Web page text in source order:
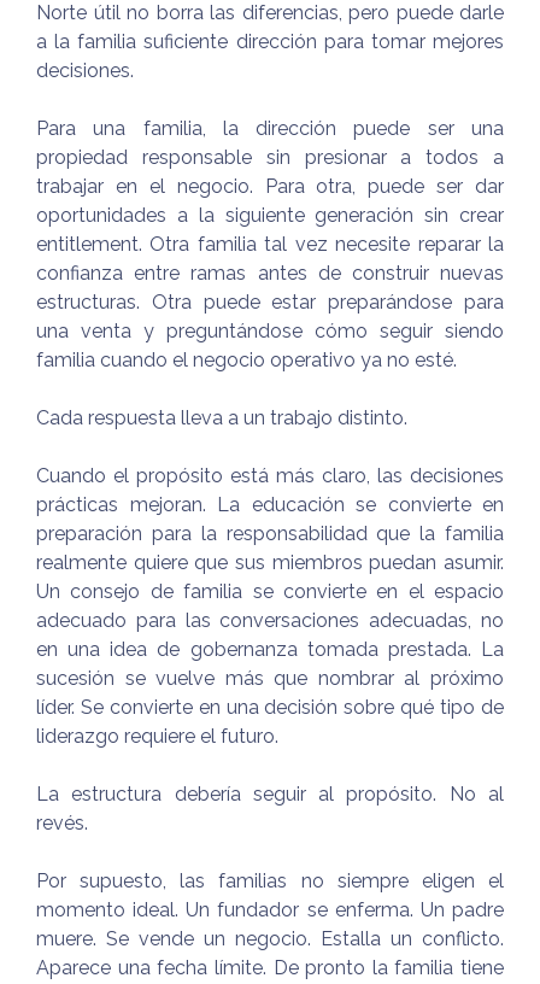
Norte útil no borra las diferencias, pero puede darle
a la familia suficiente dirección para tomar mejores
decisiones.
Para una familia, la dirección puede ser una
propiedad responsable sin presionar a todos a
trabajar en el negocio. Para otra, puede ser dar
oportunidades a la siguiente generación sin crear
entitlement. Otra familia tal vez necesite reparar la
confianza entre ramas antes de construir nuevas
estructuras. Otra puede estar preparándose para
una venta y preguntándose cómo seguir siendo
familia cuando el negocio operativo ya no esté.
Cada respuesta lleva a un trabajo distinto.
Cuando el propósito está más claro, las decisiones
prácticas mejoran. La educación se convierte en
preparación para la responsabilidad que la familia
realmente quiere que sus miembros puedan asumir.
Un consejo de familia se convierte en el espacio
adecuado para las conversaciones adecuadas, no
en una idea de gobernanza tomada prestada. La
sucesión se vuelve más que nombrar al próximo
líder. Se convierte en una decisión sobre qué tipo de
liderazgo requiere el futuro.
La estructura debería seguir al propósito. No al
revés.
Por supuesto, las familias no siempre eligen el
momento ideal. Un fundador se enferma. Un padre
muere. Se vende un negocio. Estalla un conflicto.
Aparece una fecha límite. De pronto la familia tiene